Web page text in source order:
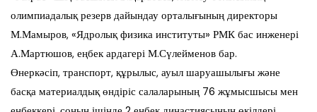
олимпиадалық резерв дайындау орталығының директоры
М.Мамыров, «Ядролық физика институты» РМК бас инженері
А.Мартюшов, еңбек ардагері М.Сүлейменов бар.
Өнеркәсіп, транспорт, құрылыс, ауыл шаруашылығы және
басқа материалдық өндіріс салаларының 76 жұмысшысы мен